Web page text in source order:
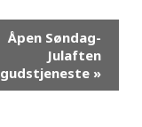
Åpen Søndag-
Julaften
gudstjeneste »